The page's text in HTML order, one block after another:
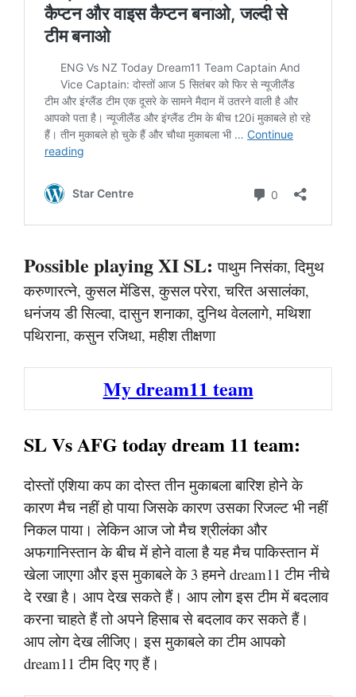
Possible playing XI SL: पाथुम निसंका, दिमुथ
करुणारत्ने, कुसल मेंडिस, कुसल परेरा, चरित असालंका,
धनंजय डी सिल्वा, दासुन शनाका, दुनिथ वेललागे, मथिशा
पथिराना, कसुन रजिथा, महीश तीक्षणा
My dream11 team
SL Vs AFG today dream 11 team:
दोस्तों एशिया कप का दोस्त तीन मुकाबला बारिश होने के
कारण मैच नहीं हो पाया जिसके कारण उसका रिजल्ट भी नहीं
निकल पाया। लेकिन आज जो मैच श्रीलंका और
अफगानिस्तान के बीच में होने वाला है यह मैच पाकिस्तान में
खेला जाएगा और इस मुकाबले के 3 हमने dream11 टीम नीचे
दे रखा है। आप देख सकते हैं। आप लोग इस टीम में बदलाव
करना चाहते हैं तो अपने हिसाब से बदलाव कर सकते हैं।
आप लोग देख लीजिए। इस मुकाबले का टीम आपको
dream11 टीम दिए गए हैं।